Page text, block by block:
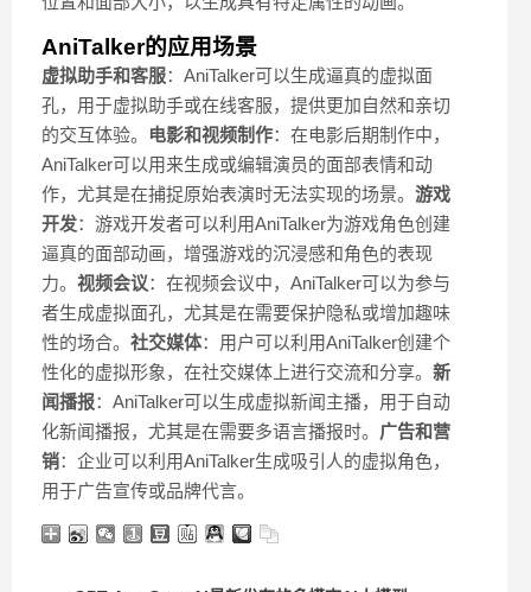
AniTalker的应用场景
虚拟助手和客服：AniTalker可以生成逼真的虚拟面
孔，用于虚拟助手或在线客服，提供更加自然和亲切
的交互体验。
电影和视频制作：在电影后期制作中，
AniTalker可以用来生成或编辑演员的面部表情和动
作，尤其是在捕捉原始表演时无法实现的场景。 游戏
开发：游戏开发者可以利用AniTalker为游戏角色创建
逼真的面部动画，增强游戏的沉浸感和角色的表现
力。 视频会议：在视频会议中，AniTalker可以为参与
者生成虚拟面孔，尤其是在需要保护隐私或增加趣味
性的场合。 社交媒体：用户可以利用AniTalker创建个
性化的虚拟形象，在社交媒体上进行交流和分享。 新
闻播报：AniTalker可以生成虚拟新闻主播，用于自动
化新闻播报，尤其是在需要多语言播报时。 广告和营
销：企业可以利用AniTalker生成吸引人的虚拟角色，
用于广告宣传或品牌代言。